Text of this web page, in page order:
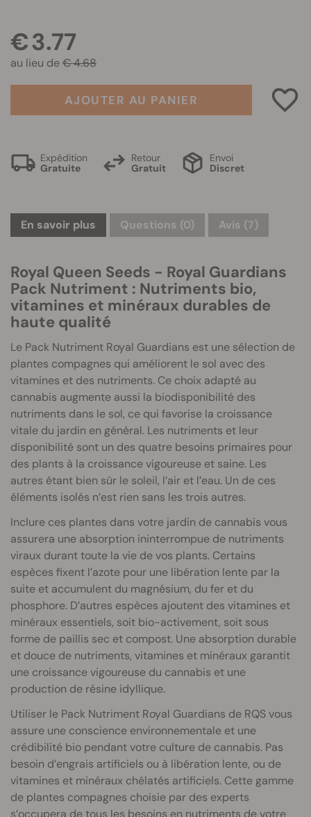
€ 3.77
au lieu de€ 4.68
AJOUTER AU PANIER
Expédition
Gratuite
Retour
Gratuit
Envoi
Discret
En savoir plus Questions (0) Avis (7)
Royal Queen Seeds - Royal Guardians
Pack Nutriment : Nutriments bio,
vitamines et minéraux durables de
haute qualité
Le Pack Nutriment Royal Guardians est une sélection de
plantes compagnes qui améliorent le sol avec des
vitamines et des nutriments. Ce choix adapté au
cannabis augmente aussi la biodisponibilité des
nutriments dans le sol, ce qui favorise la croissance
vitale du jardin en général. Les nutriments et leur
disponibilité sont un des quatre besoins primaires pour
des plants à la croissance vigoureuse et saine. Les
autres étant bien sûr le soleil, l’air et l’eau. Un de ces
éléments isolés n’est rien sans les trois autres.
Inclure ces plantes dans votre jardin de cannabis vous
assurera une absorption ininterrompue de nutriments
viraux durant toute la vie de vos plants. Certains
espèces fixent l’azote pour une libération lente par la
suite et accumulent du magnésium, du fer et du
phosphore. D’autres espèces ajoutent des vitamines et
minéraux essentiels, soit bio-activement, soit sous
forme de paillis sec et compost. Une absorption durable
et douce de nutriments, vitamines et minéraux garantit
une croissance vigoureuse du cannabis et une
production de résine idyllique.
Utiliser le Pack Nutriment Royal Guardians de RQS vous
assure une conscience environnementale et une
crédibilité bio pendant votre culture de cannabis. Pas
besoin d’engrais artificiels ou à libération lente, ou de
vitamines et minéraux chélatés artificiels. Cette gamme
de plantes compagnes choisie par des experts
s’occupera de tous les besoins en nutriments de votre